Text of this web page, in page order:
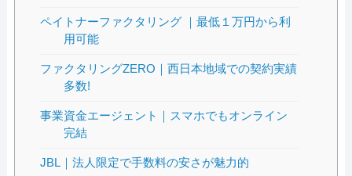
ペイトナーファクタリング ｜最低１万円から利
用可能
ファクタリングZERO｜西日本地域での契約実績
多数!
事業資金エージェント｜スマホでもオンライン
完結
JBL｜法人限定で手数料の安さが魅力的